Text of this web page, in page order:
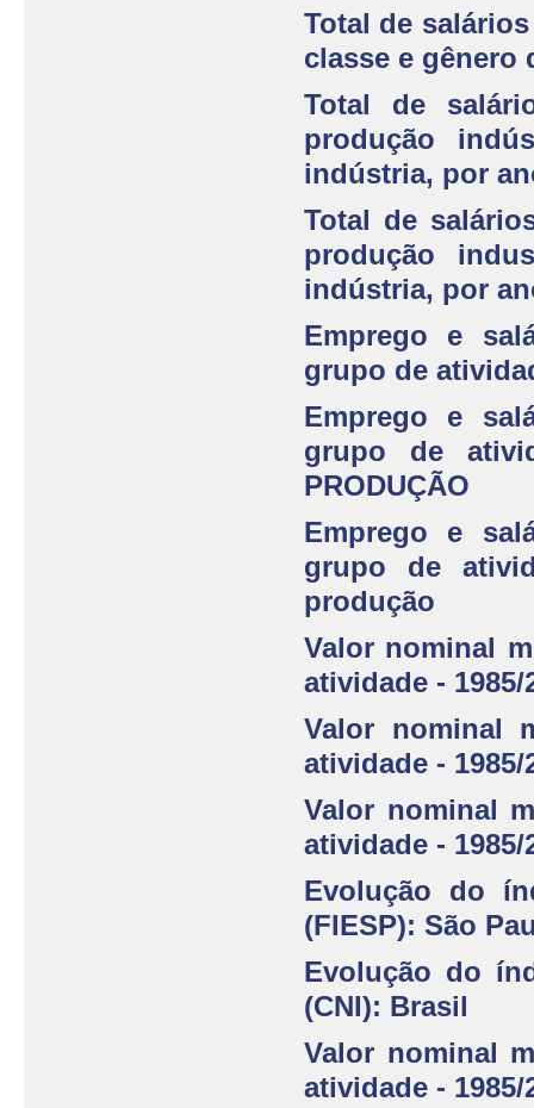
Total de
classe e gênero
Total de
produção
indústria, por
Total de
produção
indústria, por
Emprego e
grupo de
Emprego e
grupo de
PRODUÇÃO
Emprego e
grupo de
produção
Valor nominal
atividade -
Valor nominal
atividade -
Valor nominal
atividade -
Evolução do
(FIESP): São
Evolução do
(CNI): Brasil
Valor nominal
atividade - 1985/